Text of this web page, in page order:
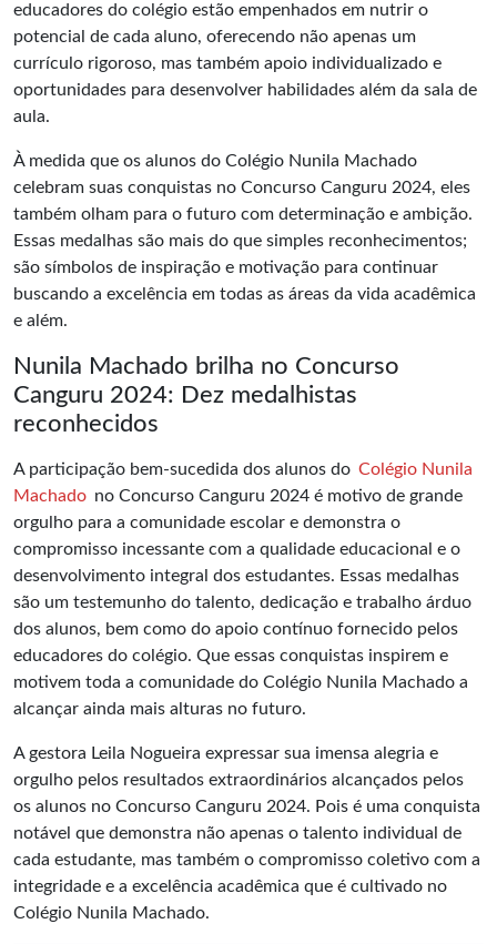
educadores do colégio estão empenhados em nutrir o
potencial de cada aluno, oferecendo não apenas um
currículo rigoroso, mas também apoio individualizado e
oportunidades para desenvolver habilidades além da sala de
aula.
À medida que os alunos do Colégio Nunila Machado
celebram suas conquistas no Concurso Canguru 2024, eles
também olham para o futuro com determinação e ambição.
Essas medalhas são mais do que simples reconhecimentos;
são símbolos de inspiração e motivação para continuar
buscando a excelência em todas as áreas da vida acadêmica
e além.
Nunila Machado brilha no Concurso
Canguru 2024: Dez medalhistas
reconhecidos
A participação bem-sucedida dos alunos do Colégio Nunila
Machado no Concurso Canguru 2024 é motivo de grande
orgulho para a comunidade escolar e demonstra o
compromisso incessante com a qualidade educacional e o
desenvolvimento integral dos estudantes. Essas medalhas
são um testemunho do talento, dedicação e trabalho árduo
dos alunos, bem como do apoio contínuo fornecido pelos
educadores do colégio. Que essas conquistas inspirem e
motivem toda a comunidade do Colégio Nunila Machado a
alcançar ainda mais alturas no futuro.
A gestora Leila Nogueira expressar sua imensa alegria e
orgulho pelos resultados extraordinários alcançados pelos
os alunos no Concurso Canguru 2024. Pois é uma conquista
notável que demonstra não apenas o talento individual de
cada estudante, mas também o compromisso coletivo com a
integridade e a excelência acadêmica que é cultivado no
Colégio Nunila Machado.